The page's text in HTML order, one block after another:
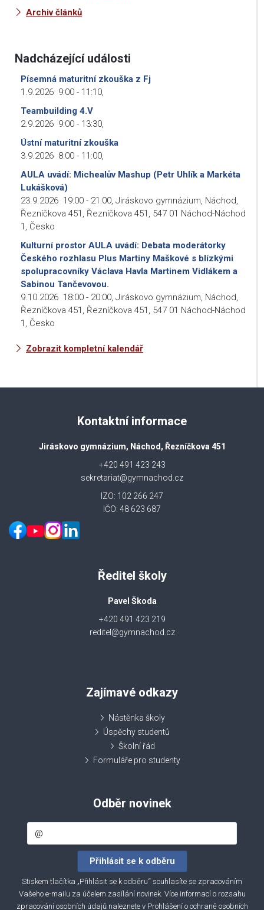
Archiv článků
Nadcházející události
Písemná maturitní zkouška z Fj
1.9.2026 9:00 - 11:10,
Teambuilding 4.V
2.9.2026 9:00 - 13:30,
Ústní maturitní zkouška
3.9.2026 8:00 - 11:00,
AULA uvádí: Michealův Mashup (Petr Uhlík a Markéta
Lukášková)
23.9.2026 19:00 - 21:00, Jiráskovo gymnázium, Náchod,
Řezníčkova 451, Řezníčkova 451, 547 01 Náchod-Náchod
1, Česko
Kulturní prostor AULA uvádí: Debata moderátorky
Českého rozhlasu Plus Martiny Maškové s blízkými
spolupracovníky Václava Havla Martinem Vidlákem a
Sabinou Tančevovou.
9.10.2026 18:00 - 20:00, Jiráskovo gymnázium, Náchod,
Řezníčkova 451, Řezníčkova 451, 547 01 Náchod-Náchod
1, Česko
Zobrazit kompletní kalendář
Kontaktní informace
Jiráskovo gymnázium, Náchod, Řezníčkova 451
+420 491 423 243
sekretariat@gymnachod.cz
IZO: 102 266 247
IČO: 48 623 687
Ředitel školy
Pavel Škoda
+420 491 423 219
reditel@gymnachod.cz
Zajímavé odkazy
Nástěnka školy
Úspěchy studentů
Školní řád
Formuláře pro studenty
Odběr novinek
Stiskem tlačítka „Přihlásit se k odběru“ souhlasíte se zpracováním
Vašeho e-mailu za účelem zasílání novinek. Více informací o rozsahu
zpracování osobních údajů naleznete v Prohlášení o ochraně osobních